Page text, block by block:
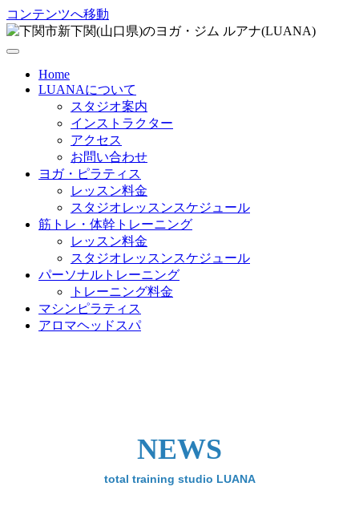
コンテンツへ移動
Home
LUANAについて
スタジオ案内
インストラクター
アクセス
お問い合わせ
ヨガ・ピラティス
レッスン料金
スタジオレッスンスケジュール
筋トレ・体幹トレーニング
レッスン料金
スタジオレッスンスケジュール
パーソナルトレーニング
トレーニング料金
マシンピラティス
アロマヘッドスパ
NEWS
total training studio LUANA